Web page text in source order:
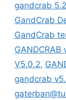
gandcrab
GandCrab
GandCrab
GANDCRAB
V5.0.2,
gandcrab